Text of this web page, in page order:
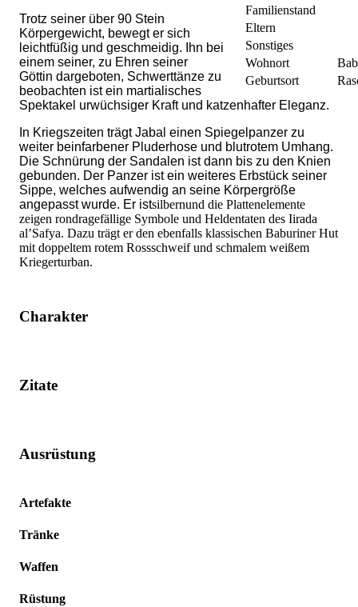
Familienstand
Eltern
Sonstiges
Wohnort
Geburtsort
Trotz seiner über 90 Stein
Körpergewicht, bewegt er sich
leichtfüßig und geschmeidig. Ihn bei
einem seiner, zu Ehren seiner
Göttin dargeboten, Schwerttänze zu
beobachten ist ein martialisches
Spektakel urwüchsiger Kraft und katzenhafter Eleganz.
In Kriegszeiten trägt Jabal einen Spiegelpanzer zu
weiter beinfarbener Pluderhose und blutrotem Umhang.
Die Schnürung der Sandalen ist dann bis zu den Knien
gebunden. Der Panzer ist ein weiteres Erbstück seiner
Sippe, welches aufwendig an seine Körpergröße
angepasst wurde. Er istsilbernund die Plattenelemente
zeigen rondragefällige Symbole und Heldentaten des Iirada
al’Safya. Dazu trägt er den ebenfalls klassischen Baburiner Hut
mit doppeltem rotem Rossschweif und schmalem weißem
Kriegerturban.
Charakter
Zitate
Ausrüstung
Artefakte
Tränke
Waffen
Rüstung